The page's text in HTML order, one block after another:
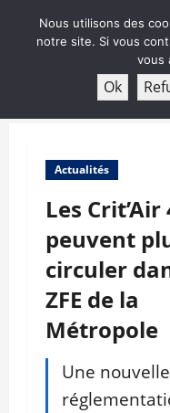
Actualités
Les Crit’Air
peuvent
circuler
ZFE de la
Métropole
Une nouvelle
Nous utilisons des
notre site. Si vous
vous
Ok